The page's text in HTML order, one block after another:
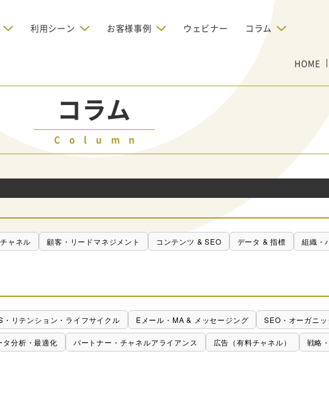
リクルーティン
デ
SaaS導入
ListFinder（リ
ン）
SiTest（サイテス
Salesforce（セ
ールスフォース）
利用シーン
ビナーの集客を増や
ーケティングで成果を
ィング広告で成果を上
営業が疲弊する「飛び込み営業」や
お客様事例
ハウスの認知度向上と文
指して効果的なメールマ
営業の成果を最大化するBtoBデジタ
ルマーケティング：成功企業のリア 即時可視化
ウェビナー コラム
HOME
コラム
Column
ャネル 顧客・リードマネジメント コンテンツ & SEO データ & 指標 組織・
・リテンション・ライフサイクル Eメール・MA & メッセージング SEO・オーガニッ
タ分析・最適化 パートナー・チャネルアライアンス 広告（有料チャネル） 戦略